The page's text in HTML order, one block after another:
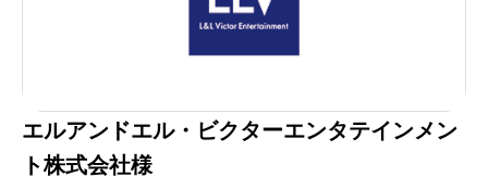
エルアンドエル・ビクターエンタテインメン
ト株式会社様